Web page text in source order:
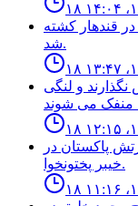
قندهار كشته
شد.
و لنگى
پاكستان در
خيبر پختونخوا.